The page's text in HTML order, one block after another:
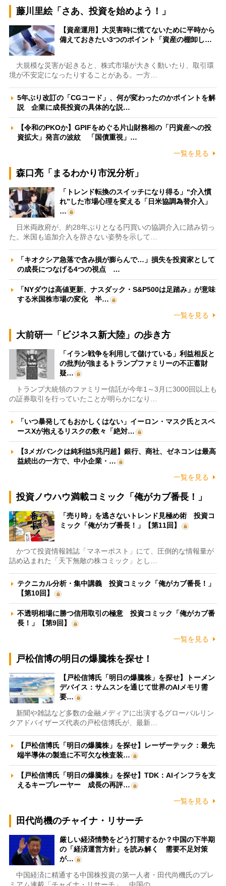
藤川里絵「さあ、投資を始めよう！」
【資産運用】大災害時に慌てないために平時から
備えておきたい3つのポイント「資産の棚卸し…
大規模な災害が起きると、株式市場が大きく動いたり、取引環
境が不安定になったりすることがある。一方…
5年ぶり改訂の「CGコード」、何が変わったのかポイントを解
説 企業に成長投資の具体的な説…
【令和のPKOか】GPIFをめぐる片山財務相の「円資産への投
資拡大」発言の波紋 「国債重視」…
一覧を見る
森口亮「まるわかり市況分析」
「トレンド転換のスイッチになり得る」“介入慣
れ”した市場心理を変える「日米協調為替介入」
…
日米両政府が、約28年ぶりとなる円買いの協調介入に踏み切っ
た。米国も追加介入を辞さない姿勢を示して…
「キオクシア急落で含み損が膨らんで…」損失を投資家として
の成長につなげる4つの視点 …
「NYダウは高値更新、ナスダック・S&P500は足踏み」が意味
する米国株市場の変化 半…
一覧を見る
大前研一「ビジネス新大陸」の歩き方
「イラン戦争を利用して儲けている」利益相反と
の批判が強まるトランプファミリーの不正蓄財
疑…
トランプ大統領のファミリー信託が今年1～3月に3000回以上も
の証券取引を行っていたことが明らかになり…
「いつ暴発してもおかしくはない」イーロン・マスク氏とスペ
ースXが抱えるリスクの数々「絶対…
【3メガバンクは純利益5兆円超】銀行、商社、ゼネコンは最高
益続出の一方で、中小企業・…
一覧を見る
投資ノウハウ満載コミック「俺がカブ番長！」
「売り時」を逃さないトレンド見極め術 投資コ
ミック「俺がカブ番長！」【第11回】
かつて投資情報雑誌「マネーポスト」にて、圧倒的な情報量が
詰め込まれた「天下無敵の株コミック」とし…
テクニカル分析・集中講義 投資コミック「俺がカブ番長！」
【第10回】
不透明相場に勝つ信用取引の極意 投資コミック「俺がカブ番
長！」【第9回】
一覧を見る
戸松信博の明日の爆騰株を探せ！
【戸松信博氏「明日の爆騰株」を探せ】トーメン
デバイス：サムスンを通じて世界のAIメモリ需
要…
新聞や雑誌など多数の金融メディアに出演するグローバルリン
クアドバイザーズ代表の戸松信博氏が、最新…
【戸松信博氏「明日の爆騰株」を探せ】レーザーテック：最先
端半導体の製造に不可欠な検査装…
【戸松信博氏「明日の爆騰株」を探せ】TDK：AIインフラを支
えるキープレーヤー 成長の再評…
一覧を見る
田代尚機のチャイナ・リサーチ
厳しい経済情勢をどう打開するか？中国の下半期
の「経済運営方針」を読み解く 需要不足対策
が…
中国経済に精通する中国株投資の第一人者・田代尚機氏のプレ